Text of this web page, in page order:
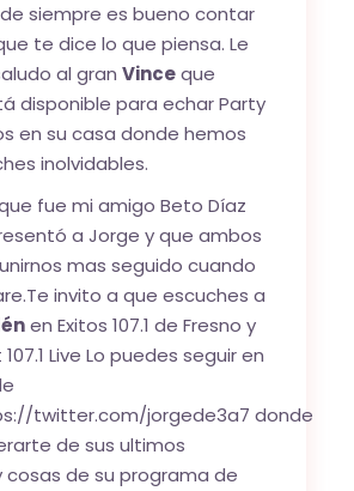
siempre es bueno contar
te dice lo que piensa. Le
al granVinceque
disponible para echar Party
en su casa donde hemos
inolvidables.
fue mi amigo Beto Díaz
a Jorge y que ambos
mas seguido cuando
invito a que escuches a
en Exitos 107.1 de Fresno y
107.1 Live Lo puedes seguir en
twitter.com/jorgede3a7 donde
de sus ultimos
de su programa de